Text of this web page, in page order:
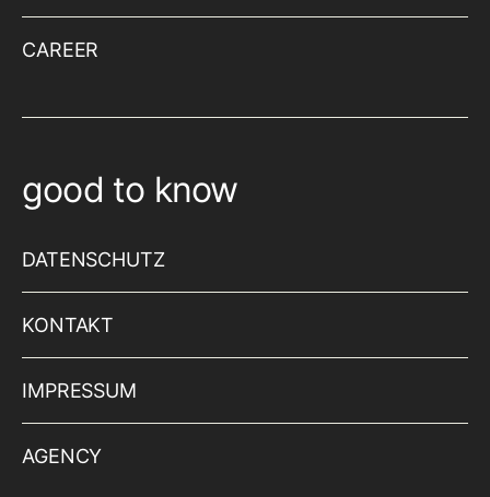
CAREER
good to know
DATENSCHUTZ
KONTAKT
IMPRESSUM
AGENCY